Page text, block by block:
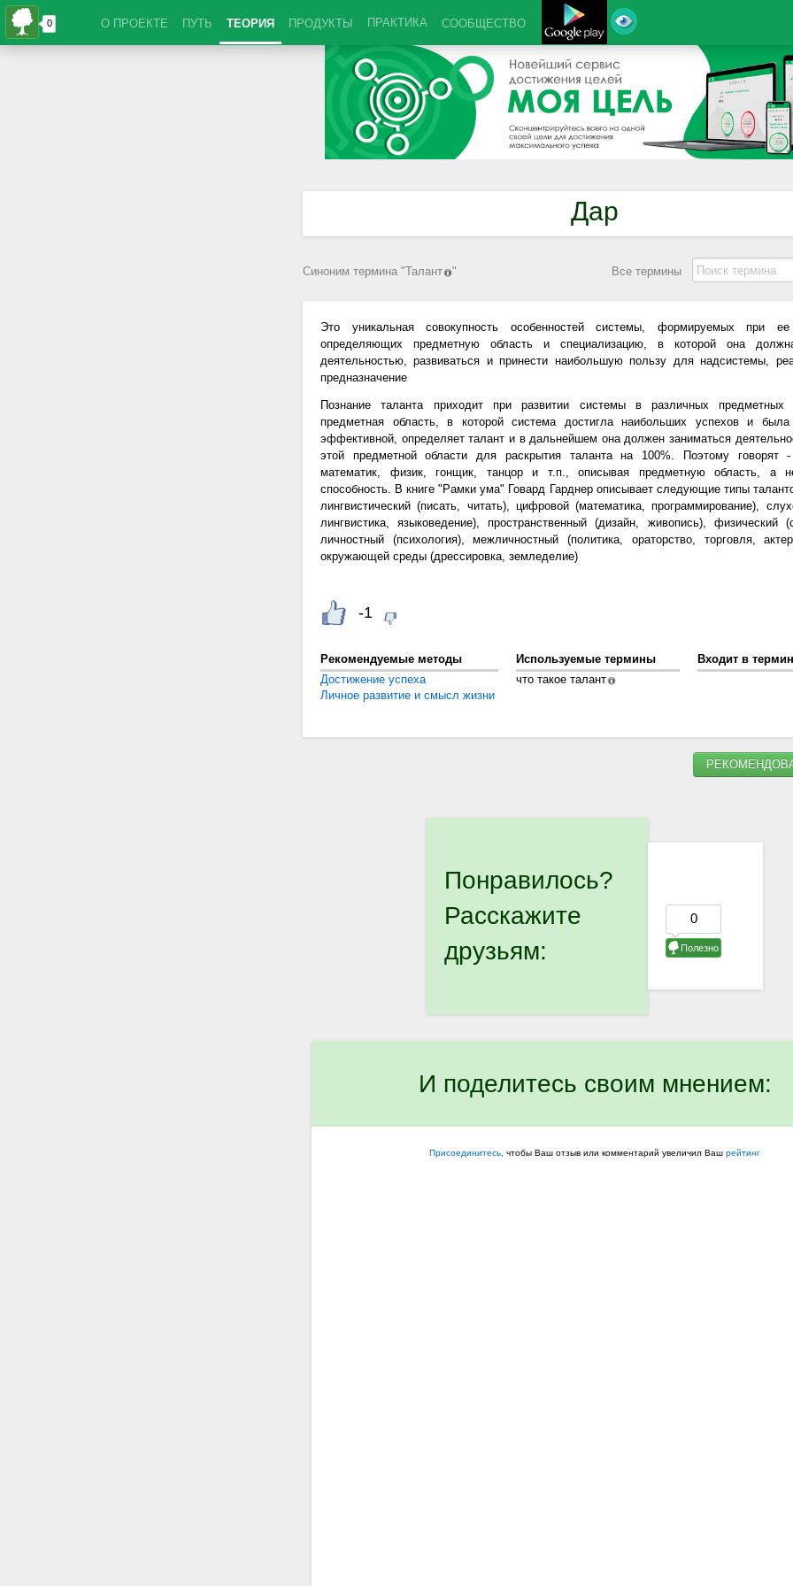
О ПРОЕКТЕ ПУТЬ ТЕОРИЯ ПРОДУКТЫ ПРАКТИКА СООБЩЕСТВО
Дар
Синоним термина "Талант " Все термины
Это уникальная совокупность особенностей системы, формируемых при
определяющих предметную область и специализацию, в которой она
деятельностью, развиваться и принести наибольшую пользу для надсистемы,
предназначение
Познание таланта приходит при развитии системы в различных предметных
предметная область, в которой система достигла наибольших успехов и была
эффективной, определяет талант и в дальнейшем она должен заниматься
этой предметной области для раскрытия таланта на 100%. Поэтому говорят -
математик, физик, гонщик, танцор и т.п., описывая предметную область, а
способность. В книге "Рамки ума" Говард Гарднер описывает следующие типы
лингвистический (писать, читать), цифровой (математика, программирование),
лингвистика, языковедение), пространственный (дизайн, живопись), физический
личностный (психология), межличностный (политика, ораторство, торговля,
окружающей среды (дрессировка, земледелие)
-1
Рекомендуемые методы
Достижение успеха
Личное развитие и смысл жизни
Используемые термины
что такое талант
Входит в
Понравилось?
Расскажите
друзьям:
И поделитесь своим мнением:
Присоединитесь , чтобы Ваш отзыв или комментарий увеличил Ваш рейтинг